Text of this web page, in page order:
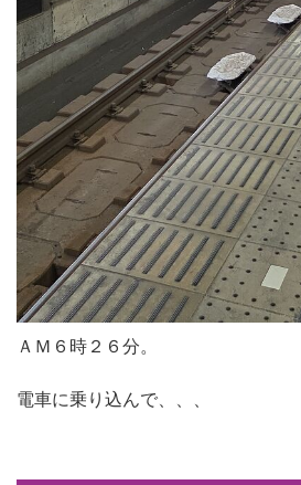
ＡＭ６時２６分。
電車に乗り込んで、、、